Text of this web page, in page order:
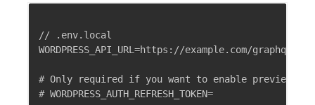
// .env.local
WORDPRESS_API_URL=https://example.com/graphql //
# Only required if you want to enable preview
# WORDPRESS_AUTH_REFRESH_TOKEN=